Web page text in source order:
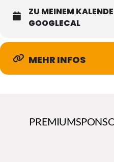
ZU MEINEM
GOOGLECAL
MEHR INFOS